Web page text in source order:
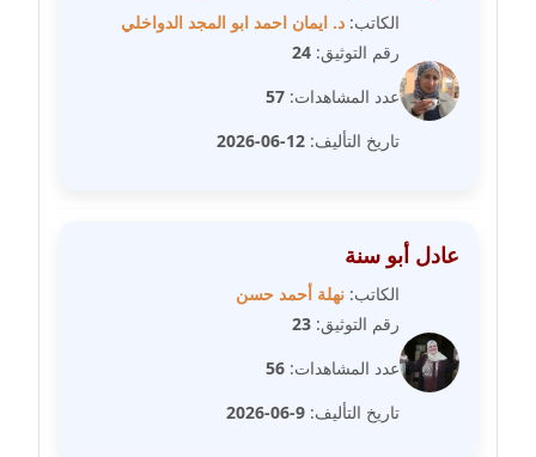
مدونة سحر حسب الله
عاملة
مدونة سعاد سيد
مدونة سعيد زعلوك
معلق
مدونة سلوى بدران
عاملة
مدونة سلوي جلال
الكاتب: د. ايمان احمد ابو المجد الدواخلي
رقم التوثيق: 24
عدد المشاهدات: 57
تاريخ التأليف: 12-06-2026
عادل أبو سنة
الكاتب: نهلة أحمد حسن
رقم التوثيق: 23
عدد المشاهدات: 56
تاريخ التأليف: 9-06-2026